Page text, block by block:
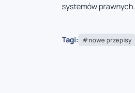
systemów prawnych.
Tagi: nowe przepisy